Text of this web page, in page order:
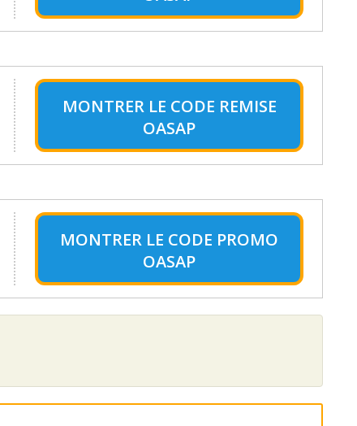
MONTRER LE CODE REMISE
OASAP
MONTRER LE CODE PROMO
OASAP